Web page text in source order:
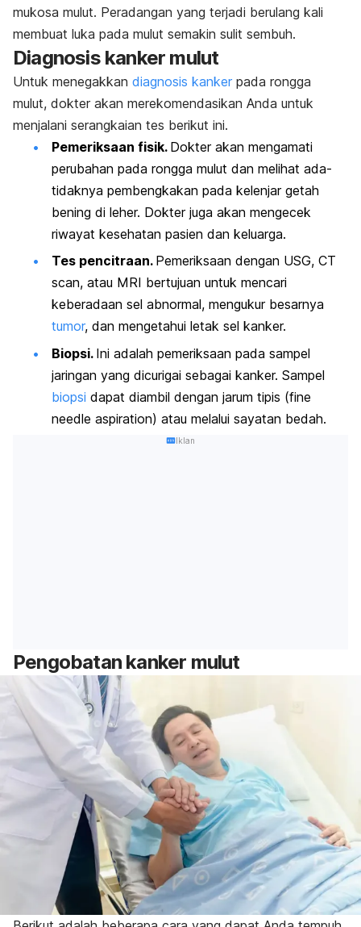
mukosa mulut. Peradangan yang terjadi berulang kali
membuat luka pada mulut semakin sulit sembuh.
Diagnosis kanker mulut
Untuk menegakkan diagnosis kanker pada rongga
mulut, dokter akan merekomendasikan Anda untuk
menjalani serangkaian tes berikut ini.
Pemeriksaan fisik. Dokter akan mengamati
perubahan pada rongga mulut dan melihat ada-
tidaknya pembengkakan pada kelenjar getah
bening di leher. Dokter juga akan mengecek
riwayat kesehatan pasien dan keluarga.
Tes pencitraan. Pemeriksaan dengan USG, CT
scan, atau MRI bertujuan untuk mencari
keberadaan sel abnormal, mengukur besarnya
tumor, dan mengetahui letak sel kanker.
Biopsi. Ini adalah pemeriksaan pada sampel
jaringan yang dicurigai sebagai kanker. Sampel
biopsi dapat diambil dengan jarum tipis (fine
needle aspiration) atau melalui sayatan bedah.
Iklan
Pengobatan kanker mulut